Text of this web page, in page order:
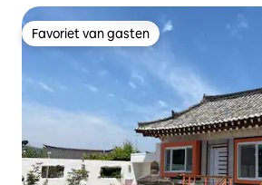
1939/Dog O, Parking O
Favoriet van gasten
Favoriet van gasten